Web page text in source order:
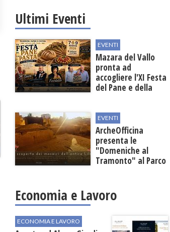
Ultimi Eventi
EVENTI
Mazara del Vallo
pronta ad
accogliere l'XI Festa
del Pane e della
EVENTI
ArcheOfficina
presenta le
"Domeniche al
Tramonto" al Parco
Economia e Lavoro
ECONOMIA E LAVORO